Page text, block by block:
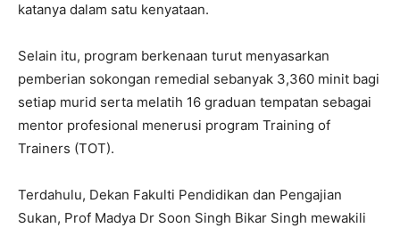
katanya dalam satu kenyataan.
Selain itu, program berkenaan turut menyasarkan
pemberian sokongan remedial sebanyak 3,360 minit bagi
setiap murid serta melatih 16 graduan tempatan sebagai
mentor profesional menerusi program Training of
Trainers (TOT).
Terdahulu, Dekan Fakulti Pendidikan dan Pengajian
Sukan, Prof Madya Dr Soon Singh Bikar Singh mewakili